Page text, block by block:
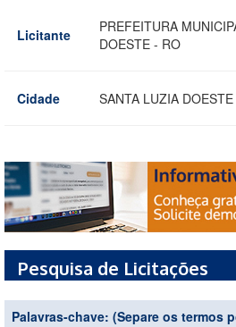
Licitante
PREFEITURA
DOESTE - RO
Cidade SANTA LUZIA DOESTE
Pesquisa de Licitações
Palavras-chave: (Separe os termos